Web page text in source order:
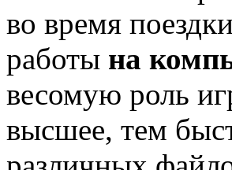
во время
работы на
весомую роль
высшее, тем